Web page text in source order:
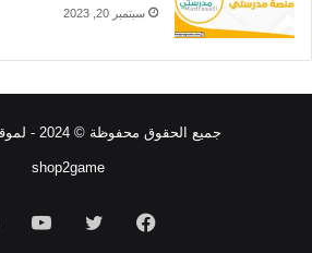
سبتمبر 20, 2023
جميع الحقوق محفوظة © 2024 - لموقع تقنية أونلاين
shop2game
فيسبوك تويتر